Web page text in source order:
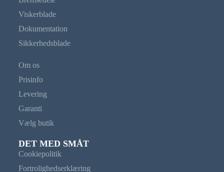
Viskerblade
Dokumentation
Sikkerhedsblade
Om os
Prisinfo
Levering
Garanti
Vælg butik
DET MED SMÅT
Cookiepolitik
Fortrolighedserklæring